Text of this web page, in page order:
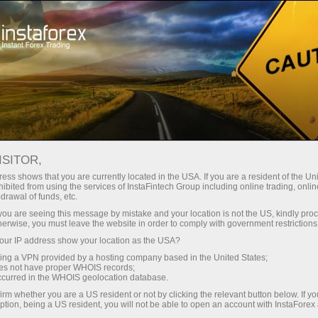
Hisob-varag'ini tez ochish Savdo platformasi
Endi ish
uchun
Investorlar uchun Hamkorlar uchun
новости
деньги
shows that you are currently located in the USA. If you are a resident of the
from using the services of InstaFintech Group including online trading,
of funds, etc.
are seeing this message by mistake and your location is not the US, kindly
you must leave the website in order to comply with government
IP address show your location as the USA?
a VPN provided by a hosting company based in the United States;
not have proper WHOIS records;
in the WHOIS geolocation database.
whether you are a US resident or not by clicking the relevant button below. If
being a US resident, you will not be able to open an account with InstaForex